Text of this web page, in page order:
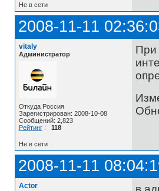
Не в сети
2008-11-11
vitaly
Администратор
Откуда Россия
Зарегистрирован: 2008-10-08
Сообщений: 2,823
Рейтинг: 118
При
Не в сети
2008-11-11
Actor